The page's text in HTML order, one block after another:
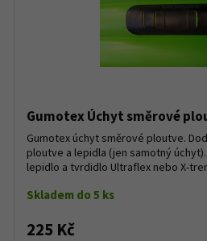
Gumotex Úchyt směrové
Gumotex úchyt směrové ploutve.
ploutve a lepidla (jen samotný
lepidlo a tvrdidlo Ultraflex nebo X-
Skladem do 5 ks
225 Kč